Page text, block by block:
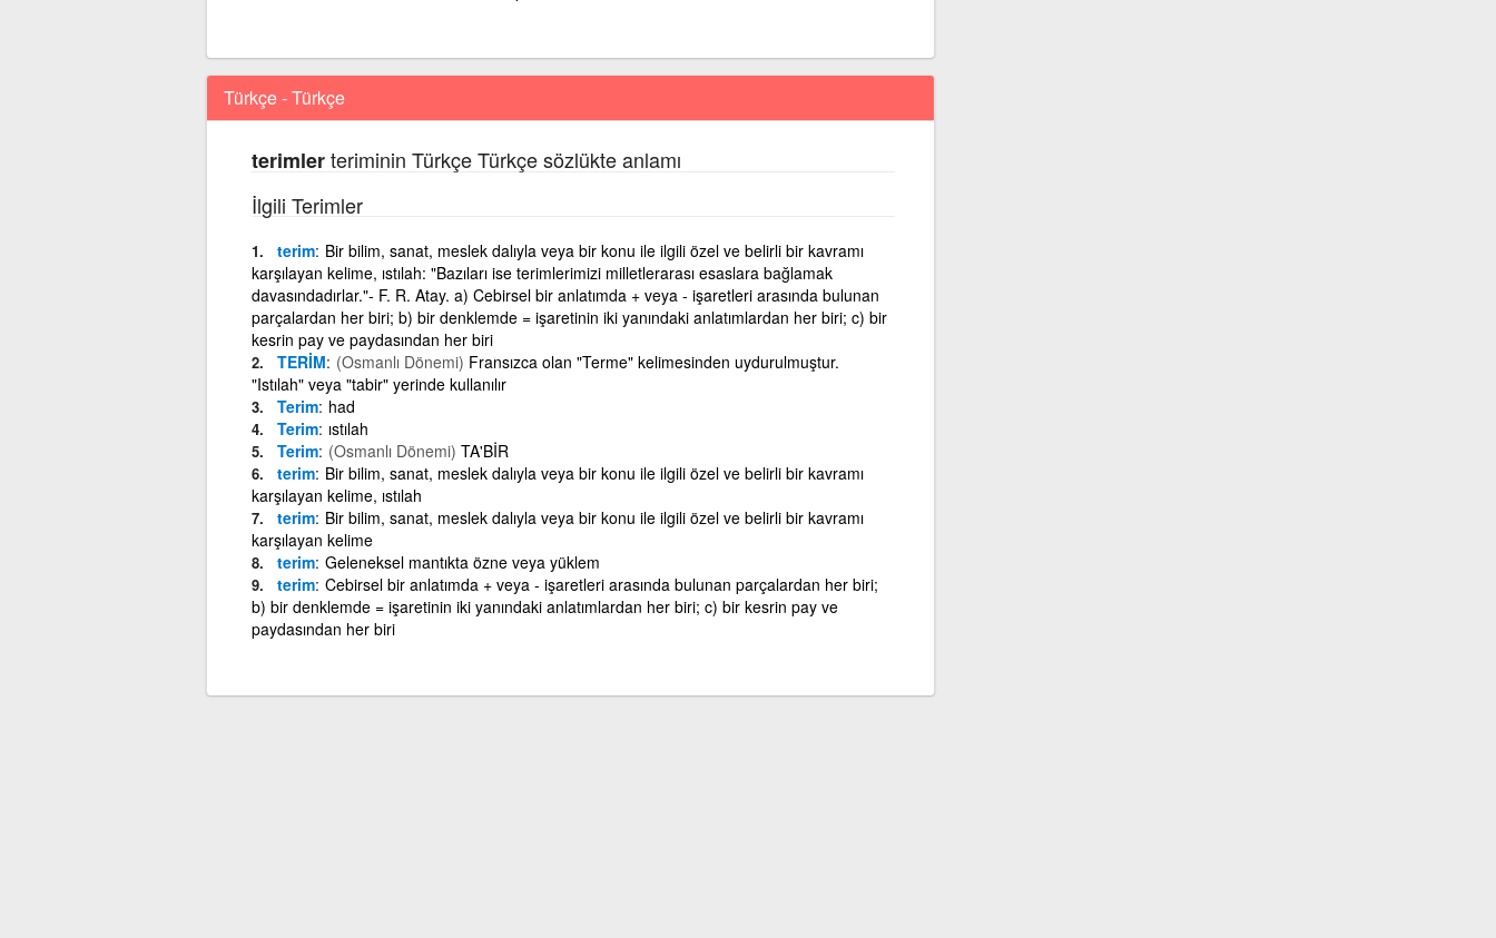
Türkçe - Türkçe
terimlerteriminin Türkçe Türkçe sözlükte anlamı
İlgili Terimler
terim Bir bilim, sanat, meslek dalıyla veya bir konu ile ilgili özel ve belirli bir kavramı
karşılayan kelime, ıstılah: "Bazıları ise terimlerimizi milletlerarası esaslara bağlamak
davasındadırlar."- F. R. Atay. a) Cebirsel bir anlatımda + veya - işaretleri arasında bulunan
parçalardan her biri; b) bir denklemde = işaretinin iki yanındaki anlatımlardan her biri; c) bir
kesrin pay ve paydasından her biri
TERİM (Osmanlı Dönemi) Fransızca olan "Terme" kelimesinden uydurulmuştur.
"Istılah" veya "tabir" yerinde kullanılır
Terim had
Terim ıstılah
Terim (Osmanlı Dönemi) TA'BİR
terim Bir bilim, sanat, meslek dalıyla veya bir konu ile ilgili özel ve belirli bir kavramı
karşılayan kelime, ıstılah
terim Bir bilim, sanat, meslek dalıyla veya bir konu ile ilgili özel ve belirli bir kavramı
karşılayan kelime
terim Geleneksel mantıkta özne veya yüklem
terim Cebirsel bir anlatımda + veya - işaretleri arasında bulunan parçalardan her biri;
b) bir denklemde = işaretinin iki yanındaki anlatımlardan her biri; c) bir kesrin pay ve
paydasından her biri